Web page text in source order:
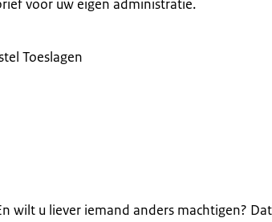
voor uw eigen administratie.
Toeslagen
wilt u liever iemand anders machtigen? Dat